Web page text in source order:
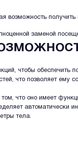
возможность
заменой
чтобы
что позволяет ему
что оно имеет
автоматически
тела.